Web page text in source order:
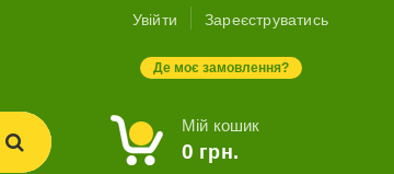
Увійти Зареєструватись
Де моє замовлення?
Мій кошик
0 грн.